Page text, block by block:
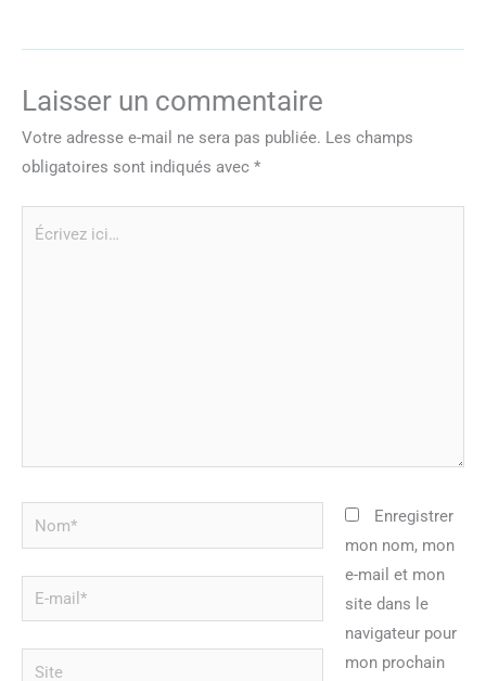
Laisser un commentaire
Votre adresse e-mail ne sera pas publiée. Les champs
obligatoires sont indiqués avec *
Nom*
mail*
Site
Enregistrer
mon nom, mon
e-mail et mon
site dans le
navigateur pour
mon prochain